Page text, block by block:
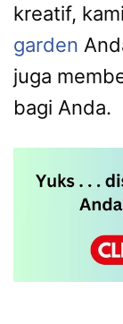
kreatif,
garden
juga
bagi Anda.